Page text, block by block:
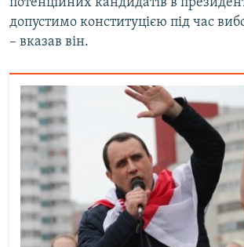
потенційних кандидатів в
допустимо конституцією під час
– вказав він.